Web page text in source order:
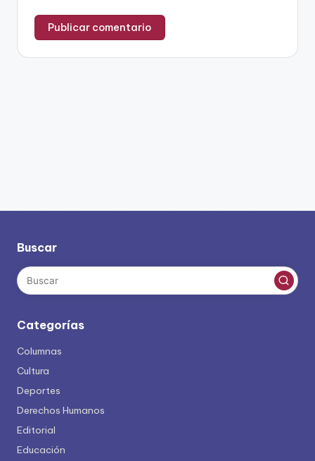
Buscar
Categorías
Columnas
Cultura
Deportes
Derechos Humanos
Editorial
Educación